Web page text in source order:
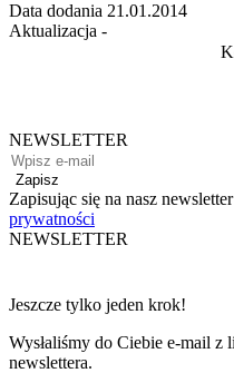
Data dodania 21.01.2014
Aktualizacja -
NEWSLETTER
Zapisz
Zapisując się na nasz
prywatności
NEWSLETTER
Jeszcze tylko jeden krok!
Wysłaliśmy do Ciebie e-mail
newslettera.